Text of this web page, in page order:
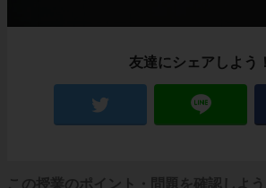
友達にシェアしよう！
この授業のポイント・問題を確認しよう